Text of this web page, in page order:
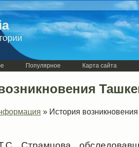
Популярное Карта сайта
» История